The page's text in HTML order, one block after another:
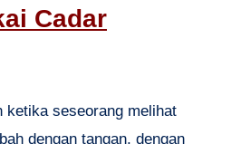
Cadar
ketika seseorang melihat
dengan tangan, dengan